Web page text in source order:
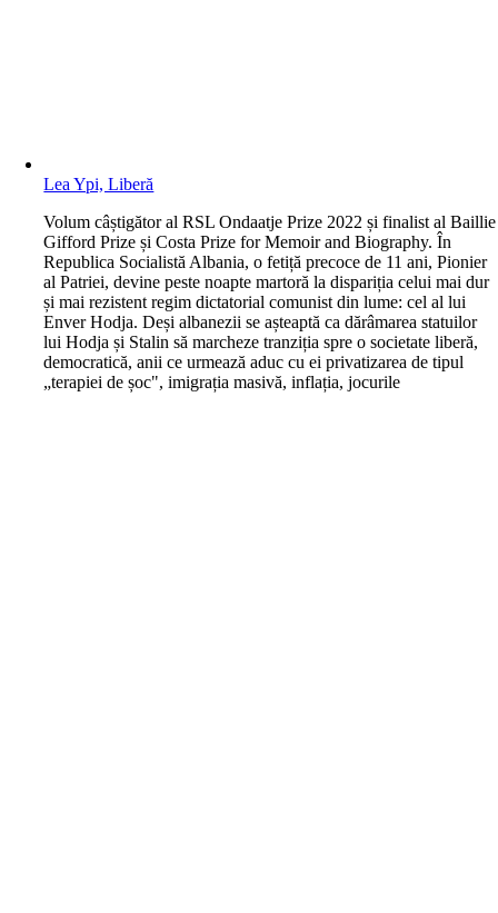
Lea Ypi, Liberă
Volum câștigător al RSL Ondaatje Prize 2022 și finalist al Baillie
Gifford Prize și Costa Prize for Memoir and Biography. În
Republica Socialistă Albania, o fetiță precoce de 11 ani, Pionier
al Patriei, devine peste noapte martoră la dispariția celui mai dur
și mai rezistent regim dictatorial comunist din lume: cel al lui
Enver Hodja. Deși albanezii se așteaptă ca dărâmarea statuilor
lui Hodja și Stalin să marcheze tranziția spre o societate liberă,
democratică, anii ce urmează aduc cu ei privatizarea de tipul
„terapiei de șoc", imigrația masivă, inflația, jocurile